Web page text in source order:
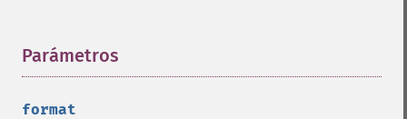
Parámetros
format